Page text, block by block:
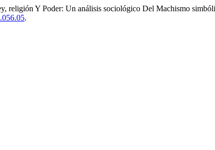
religión Y Poder: Un análisis sociológico Del Machismo
.